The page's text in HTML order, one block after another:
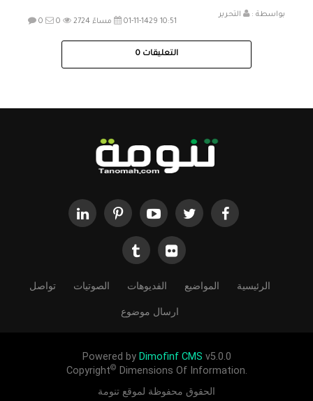
بواسطة :
التحرير
01-11-1429 10:51 مساءً
0 0 2724
التعليقات 0
الرئيسية المواضيع الفديوهات الصوتيات تواصل
ارسال موضوع
Powered by Dimofinf CMS v5.0.0
Copyright© Dimensions Of Information.
الحقوق محفوظة لموقع تنومة